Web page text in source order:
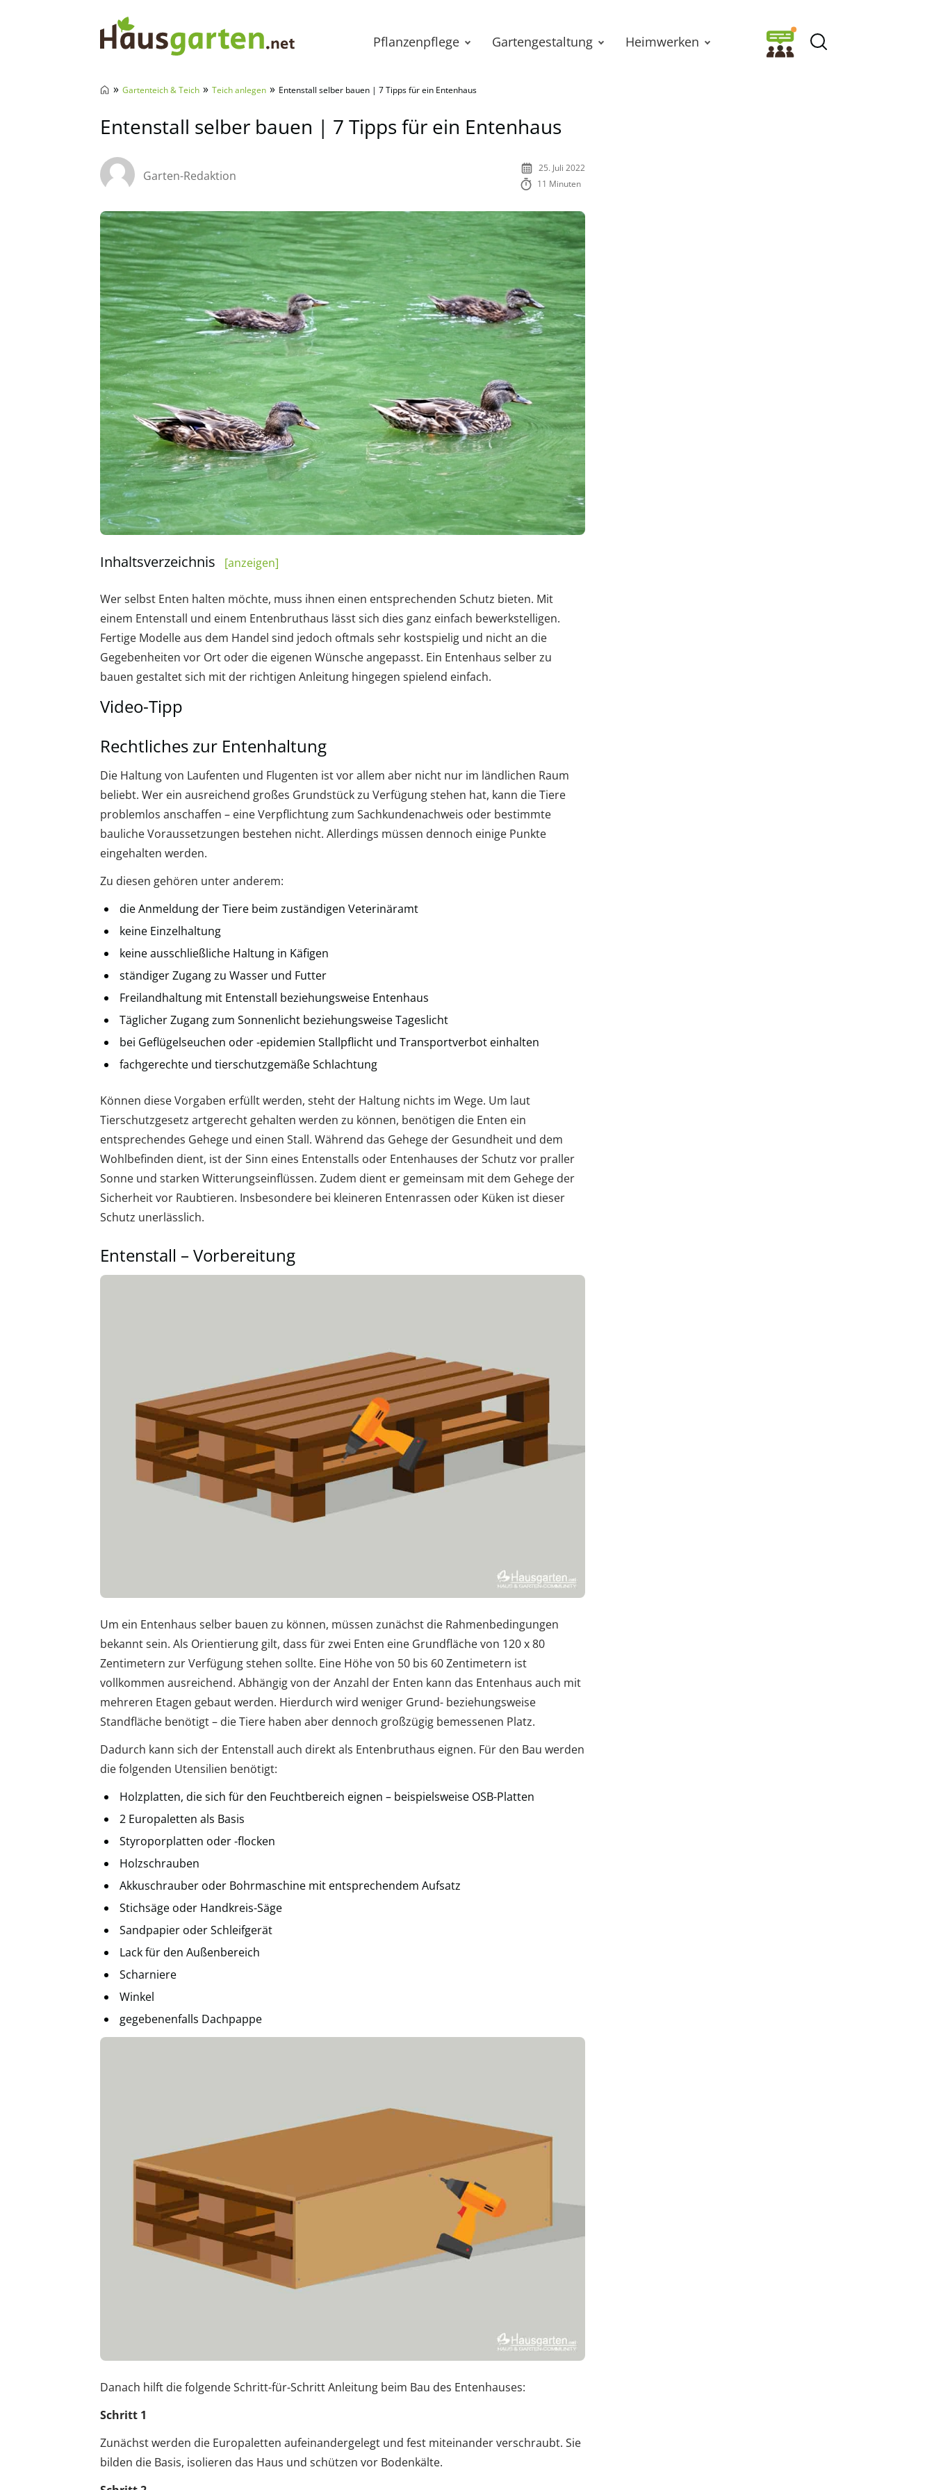
Pflanzenpflege Gartengestaltung Heimwerken
» Gartenteich & Teich » Teich anlegen » Entenstall selber bauen | 7 Tipps für ein Entenhaus
Entenstall selber bauen | 7 Tipps für ein Entenhaus
Garten-Redaktion
25. Juli 2022
11 Minuten
Inhaltsverzeichnis [anzeigen]
Wer selbst Enten halten möchte, muss ihnen einen entsprechenden Schutz bieten. Mit
einem Entenstall und einem Entenbruthaus lässt sich dies ganz einfach bewerkstelligen.
Fertige Modelle aus dem Handel sind jedoch oftmals sehr kostspielig und nicht an die
Gegebenheiten vor Ort oder die eigenen Wünsche angepasst. Ein Entenhaus selber zu
bauen gestaltet sich mit der richtigen Anleitung hingegen spielend einfach.
Video-Tipp
Rechtliches zur Entenhaltung
Die Haltung von Laufenten und Flugenten ist vor allem aber nicht nur im ländlichen Raum
beliebt. Wer ein ausreichend großes Grundstück zu Verfügung stehen hat, kann die Tiere
problemlos anschaffen – eine Verpflichtung zum Sachkundenachweis oder bestimmte
bauliche Voraussetzungen bestehen nicht. Allerdings müssen dennoch einige Punkte
eingehalten werden.
Zu diesen gehören unter anderem:
die Anmeldung der Tiere beim zuständigen Veterinäramt
keine Einzelhaltung
keine ausschließliche Haltung in Käfigen
ständiger Zugang zu Wasser und Futter
Freilandhaltung mit Entenstall beziehungsweise Entenhaus
Täglicher Zugang zum Sonnenlicht beziehungsweise Tageslicht
bei Geflügelseuchen oder -epidemien Stallpflicht und Transportverbot einhalten
fachgerechte und tierschutzgemäße Schlachtung
Können diese Vorgaben erfüllt werden, steht der Haltung nichts im Wege. Um laut
Tierschutzgesetz artgerecht gehalten werden zu können, benötigen die Enten ein
entsprechendes Gehege und einen Stall. Während das Gehege der Gesundheit und dem
Wohlbefinden dient, ist der Sinn eines Entenstalls oder Entenhauses der Schutz vor praller
Sonne und starken Witterungseinflüssen. Zudem dient er gemeinsam mit dem Gehege der
Sicherheit vor Raubtieren. Insbesondere bei kleineren Entenrassen oder Küken ist dieser
Schutz unerlässlich.
Entenstall – Vorbereitung
Um ein Entenhaus selber bauen zu können, müssen zunächst die Rahmenbedingungen
bekannt sein. Als Orientierung gilt, dass für zwei Enten eine Grundfläche von 120 x 80
Zentimetern zur Verfügung stehen sollte. Eine Höhe von 50 bis 60 Zentimetern ist
vollkommen ausreichend. Abhängig von der Anzahl der Enten kann das Entenhaus auch mit
mehreren Etagen gebaut werden. Hierdurch wird weniger Grund- beziehungsweise
Standfläche benötigt – die Tiere haben aber dennoch großzügig bemessenen Platz.
Dadurch kann sich der Entenstall auch direkt als Entenbruthaus eignen. Für den Bau werden
die folgenden Utensilien benötigt:
Holzplatten, die sich für den Feuchtbereich eignen – beispielsweise OSB-Platten
2 Europaletten als Basis
Styroporplatten oder -flocken
Holzschrauben
Akkuschrauber oder Bohrmaschine mit entsprechendem Aufsatz
Stichsäge oder Handkreis-Säge
Sandpapier oder Schleifgerät
Lack für den Außenbereich
Scharniere
Winkel
gegebenenfalls Dachpappe
Danach hilft die folgende Schritt-für-Schritt Anleitung beim Bau des Entenhauses:
Schritt 1
Zunächst werden die Europaletten aufeinandergelegt und fest miteinander verschraubt. Sie
bilden die Basis, isolieren das Haus und schützen vor Bodenkälte.